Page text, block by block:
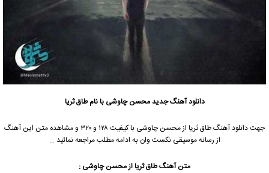
دانلود آهنگ جدیدمحسن چاوشی با نام طاق ثریا
جهت دانلود آهنگ طاق ثریا ازمحسن چاوشی
با کیفیت ۱۲۸ و ۳۲۰ و مشاهده متن این آهنگ
از رسانه موسیقی نکست وان به ادامه مطلب مراجعه نمائید …
متن آهنگطاق ثریاازمحسن چاوشی :